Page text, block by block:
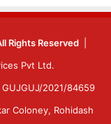
Rights Reserved
Pvt Ltd.
2021/84659
Coloney, Rohidash